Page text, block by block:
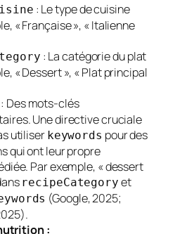
: Le type de cuisine
« Française », « Italienne
: La catégorie du plat
« Dessert », « Plat principal
: Des mots-clés
Une directive cruciale
utiliser keywords pour des
qui ont leur propre
Par exemple, « dessert
recipeCategory et
(Google, 2025;
: